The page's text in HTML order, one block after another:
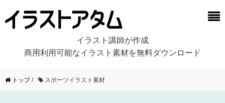
イラスト講師が作成
商用利用可能なイラスト素材を無料ダウンロード
トップ/ スポーツイラスト素材